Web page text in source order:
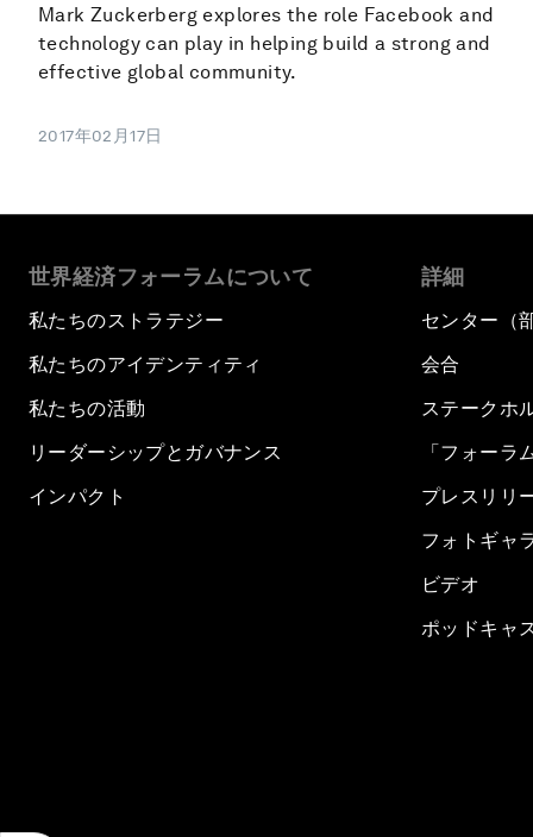
Mark Zuckerberg explores the role Facebook and
technology can play in helping build a strong and
effective global community.
2017年02月17日
世界経済フォーラムについて
私たちのストラテジー
私たちのアイデンティティ
私たちの活動
リーダーシップとガバナンス
インパクト
詳細
センター（
会合
ステークホ
「フォーラ
プレスリリ
フォトギャ
ビデオ
ポッドキャ